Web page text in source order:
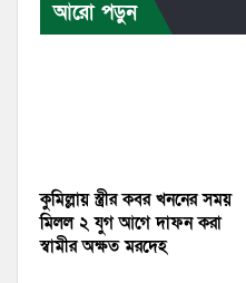
আরো পড়ুন
কুমিল্লায় স্ত্রীর কবর খননের সময়
মিলল ২ যুগ আগে দাফন করা
স্বামীর অক্ষত মরদেহ